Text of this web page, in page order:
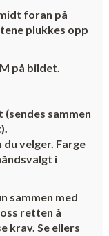
foran på
plukkes opp
på bildet.
sammen
du velger. Farge
i
sammen med
retten å
krav. Se ellers